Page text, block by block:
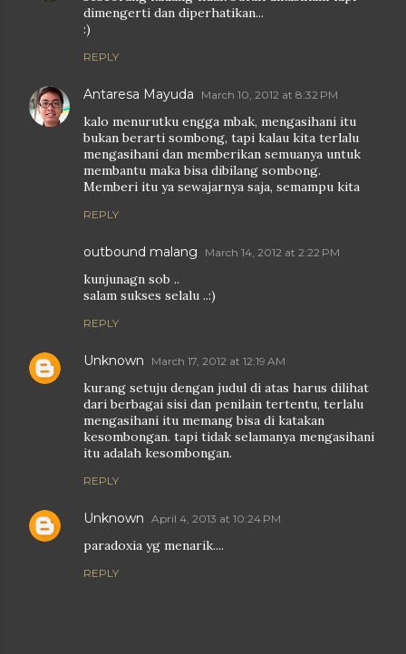
dimengerti dan diperhatikan...
:)
REPLY
Antaresa Mayuda March 10, 2012 at 8:32 PM
kalo menurutku engga mbak, mengasihani itu
bukan berarti sombong, tapi kalau kita terlalu
mengasihani dan memberikan semuanya untuk
membantu maka bisa dibilang sombong.
Memberi itu ya sewajarnya saja, semampu kita
REPLY
outbound malang March 14, 2012 at 2:22 PM
kunjunagn sob ..
salam sukses selalu ..:)
REPLY
Unknown March 17, 2012 at 12:19 AM
kurang setuju dengan judul di atas harus dilihat
dari berbagai sisi dan penilain tertentu, terlalu
mengasihani itu memang bisa di katakan
kesombongan. tapi tidak selamanya mengasihani
itu adalah kesombongan.
REPLY
Unknown April 4, 2013 at 10:24 PM
paradoxia yg menarik....
REPLY